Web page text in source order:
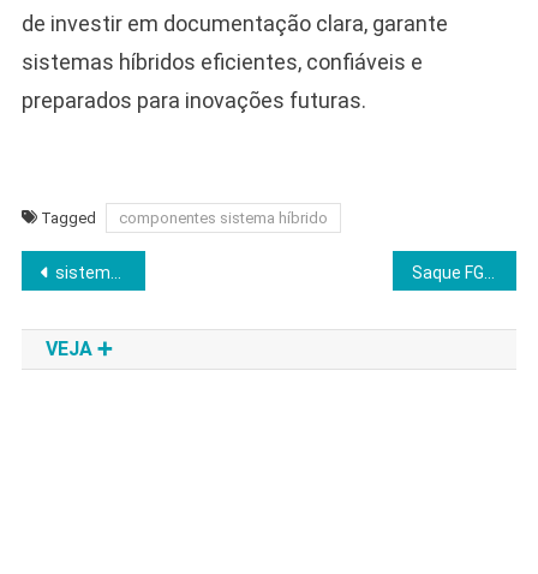
de investir em documentação clara, garante
sistemas híbridos eficientes, confiáveis e
preparados para inovações futuras.
Tagged componentes sistema híbrido
Navegação
de
Post
sistema híbrido energia solar com baterias: Guia Completo
VEJA ➕